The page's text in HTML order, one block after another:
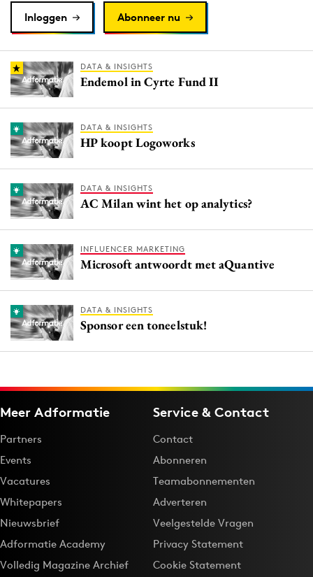
Reputatie & crisis
Inloggen Abonneer nu
DATA & INSIGHTS
Endemol in Cyrte Fund II
DATA & INSIGHTS
HP koopt Logoworks
DATA & INSIGHTS
AC Milan wint het op analytics?
INFLUENCER MARKETING
Microsoft antwoordt met aQuantive
DATA & INSIGHTS
Sponsor een toneelstuk!
Meer Adformatie
Partners
Events
Vacatures
Whitepapers
Nieuwsbrief
Adformatie Academy
Volledig Magazine Archief
Service & Contact
Contact
Abonneren
Teamabonnementen
Adverteren
Veelgestelde Vragen
Privacy Statement
Cookie Statement